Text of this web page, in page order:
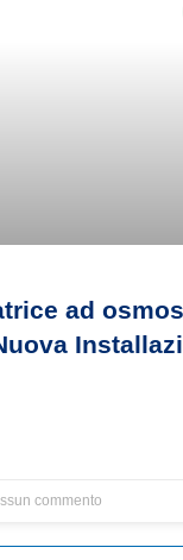
ad
commento